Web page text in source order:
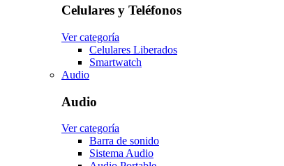
Celulares y Teléfonos
Ver categoría
Celulares Liberados
Smartwatch
Audio
Audio
Ver categoría
Barra de sonido
Sistema Audio